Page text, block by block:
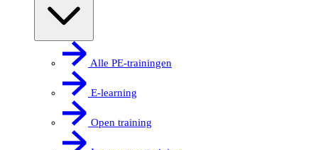
Alle PE-trainingen
E-learning
Open training